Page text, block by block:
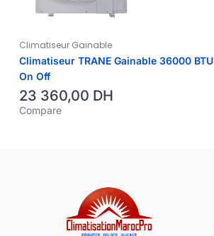
Climatiseur Gainable
Climatiseur TRANE Gainable 36000 BTU
On Off
23 360,00 DH
Compare